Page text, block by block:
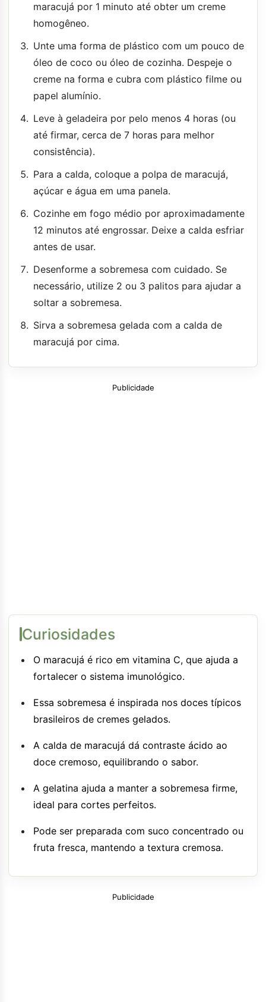
maracujá por 1 minuto até obter um creme
homogêneo.
Unte uma forma de plástico com um pouco de
óleo de coco ou óleo de cozinha. Despeje o
creme na forma e cubra com plástico filme ou
papel alumínio.
Leve à geladeira por pelo menos 4 horas (ou
até firmar, cerca de 7 horas para melhor
consistência).
Para a calda, coloque a polpa de maracujá,
açúcar e água em uma panela.
Cozinhe em fogo médio por aproximadamente
12 minutos até engrossar. Deixe a calda esfriar
antes de usar.
Desenforme a sobremesa com cuidado. Se
necessário, utilize 2 ou 3 palitos para ajudar a
soltar a sobremesa.
Sirva a sobremesa gelada com a calda de
maracujá por cima.
Publicidade
Curiosidades
O maracujá é rico em vitamina C, que ajuda a
fortalecer o sistema imunológico.
Essa sobremesa é inspirada nos doces típicos
brasileiros de cremes gelados.
A calda de maracujá dá contraste ácido ao
doce cremoso, equilibrando o sabor.
A gelatina ajuda a manter a sobremesa firme,
ideal para cortes perfeitos.
Pode ser preparada com suco concentrado ou
fruta fresca, mantendo a textura cremosa.
Publicidade